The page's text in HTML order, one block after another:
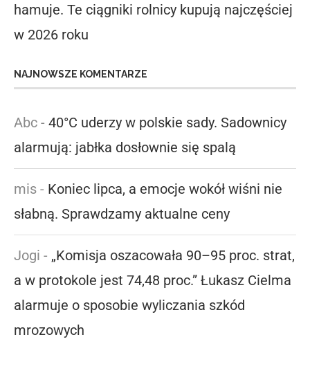
hamuje. Te ciągniki rolnicy kupują najczęściej
w 2026 roku
NAJNOWSZE KOMENTARZE
Abc - 40°C uderzy w polskie sady. Sadownicy
alarmują: jabłka dosłownie się spalą
mis - Koniec lipca, a emocje wokół wiśni nie
słabną. Sprawdzamy aktualne ceny
Jogi - „Komisja oszacowała 90–95 proc. strat,
a w protokole jest 74,48 proc.” Łukasz Cielma
alarmuje o sposobie wyliczania szkód
mrozowych